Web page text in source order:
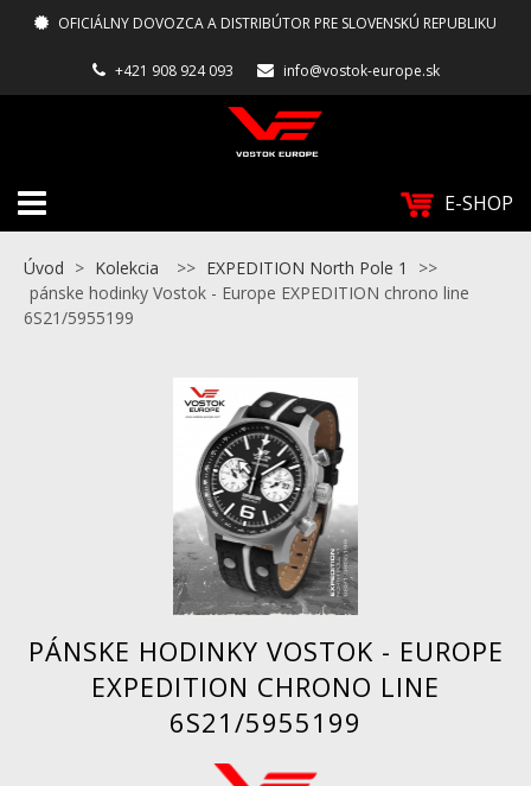
OFICIÁLNY DOVOZCA A DISTRIBÚTOR PRE SLOVENSKÚ REPUBLIKU
+421 908 924 093 info@vostok-europe.sk
E-SHOP
Úvod > Kolekcia >> EXPEDITION North Pole 1
>>
pánske hodinky Vostok - Europe EXPEDITION chrono line
6S21/5955199
PÁNSKE HODINKY VOSTOK - EUROPE
EXPEDITION CHRONO LINE
6S21/5955199